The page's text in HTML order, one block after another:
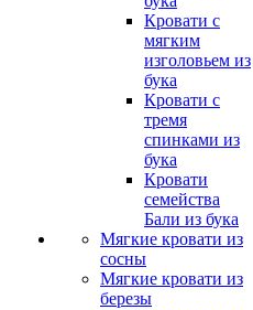
Кровати с
мягким
изголовьем из
бука
Кровати с
тремя
спинками из
бука
Кровати
семейства
Бали из бука
Мягкие кровати из
сосны
Мягкие кровати из
березы